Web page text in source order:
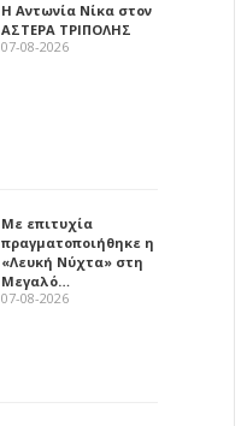
Η Αντωνία Νίκα στον
ΑΣΤΕΡΑ ΤΡΙΠΟΛΗΣ
07-08-2026
Με επιτυχία
πραγματοποιήθηκε η
«Λευκή Νύχτα» στη
Μεγαλό…
07-08-2026